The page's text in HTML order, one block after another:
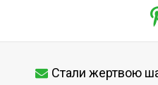
Стали жертвою